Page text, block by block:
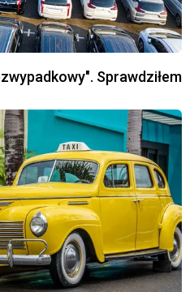
Sprawdziłem